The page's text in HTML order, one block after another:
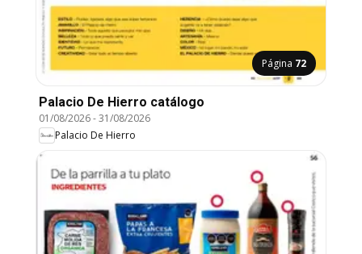
Página 72
Palacio De Hierro catálogo
01/08/2026-31/08/2026
Palacio De Hierro